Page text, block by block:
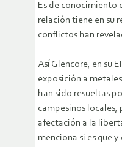
Es de conocimiento
relación tiene en su
conflictos han
Así Glencore, en su
exposición a
han sido resueltas
campesinos locales,
afectación a la
menciona si es que